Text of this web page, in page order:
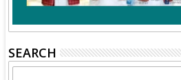
SEARCH